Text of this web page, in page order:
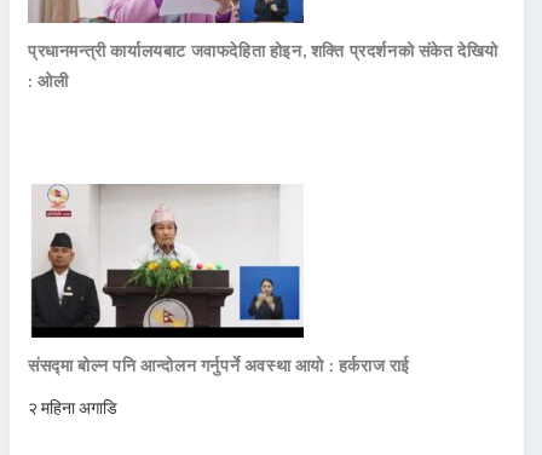
प्रधानमन्त्री कार्यालयबाट जवाफदेहिता होइन, शक्ति प्रदर्शनको संकेत देखियो
: ओली
संसद्मा बोल्न पनि आन्दोलन गर्नुपर्ने अवस्था आयो : हर्कराज राई
२ महिना अगाडि